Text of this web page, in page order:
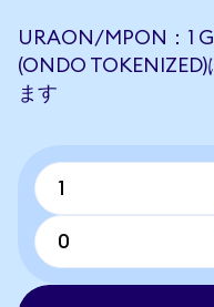
URAON/MPON：1
(ONDO
ます